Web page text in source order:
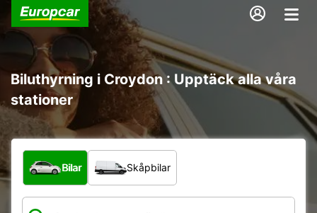
Biluthyrning i Croydon : Upptäck alla våra
stationer
Vilken typ av fordon?
Bilar Skåpbilar